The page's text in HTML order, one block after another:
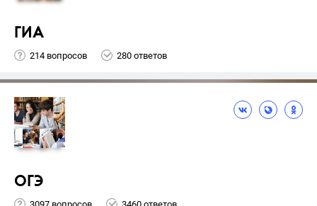
ГИА
214 вопросов 280 ответов
ОГЭ
3097 вопросов 3460 ответов